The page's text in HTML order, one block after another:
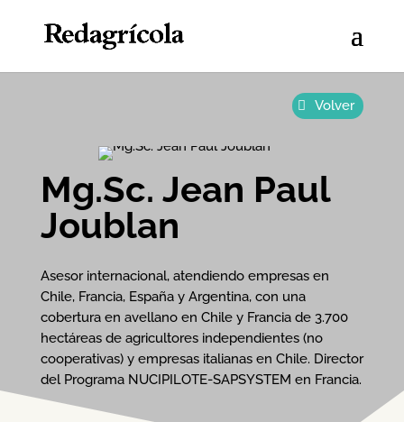
Volver
Mg.Sc. Jean Paul
Joublan
Asesor internacional, atendiendo empresas en
Chile, Francia, España y Argentina, con una
cobertura en avellano en Chile y Francia de 3.700
hectáreas de agricultores independientes (no
cooperativas) y empresas italianas en Chile. Director
del Programa NUCIPILOTE-SAPSYSTEM en Francia.